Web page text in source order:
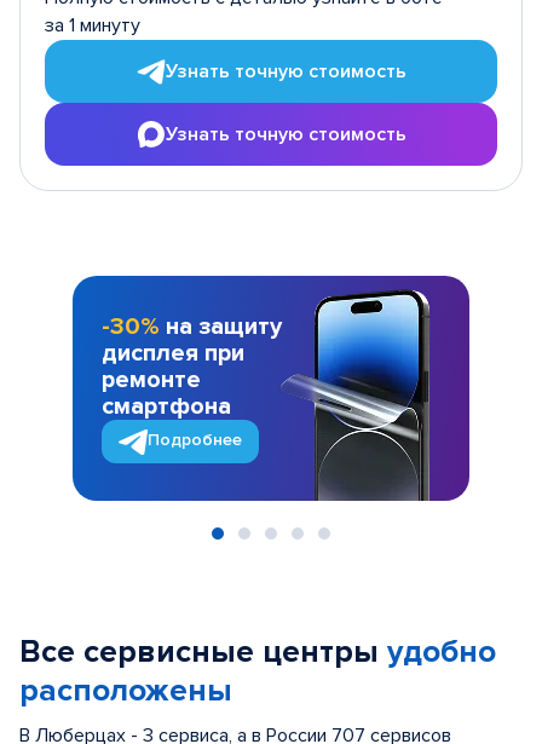
за 1 минуту
Узнать точную стоимость
Узнать точную стоимость
-30% на защиту
дисплея при
ремонте
смартфона
Подробнее
Все сервисные центры удобно
расположены
В Люберцах - 3 сервиса, а в России 707 сервисов